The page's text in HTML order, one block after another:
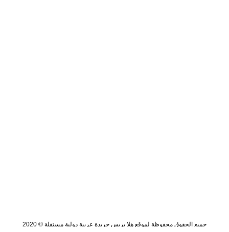
جميع الحقوق محفوظة لموقع هلا بريس جريدة عربية دولية مستقلة © 2020